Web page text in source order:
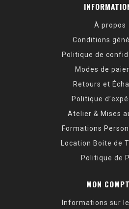
À propos
Conditions
Politique de
Modes de
Retours et
Politique
Atelier & Mises
Formations
Location Boite de
Politique de
MON
Informations sur